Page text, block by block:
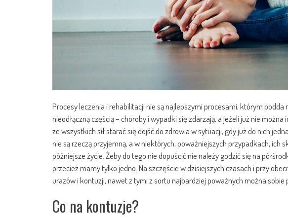
Procesy leczenia i rehabilitacji nie są najlepszymi procesami, którym
nieodłączną częścią – choroby i wypadki się zdarzają, a jeżeli już nie
ze wszystkich sił starać się dojść do zdrowia w sytuacji, gdy już do nich
nie są rzeczą przyjemną, a w niektórych, poważniejszych przypadkach, ich
późniejsze życie. Żeby do tego nie dopuścić nie należy godzić się na
przecież mamy tylko jedno. Na szczęście w dzisiejszych czasach i przy
urazów i kontuzji, nawet z tymi z sortu najbardziej poważnych można sobie
Co na kontuzje?